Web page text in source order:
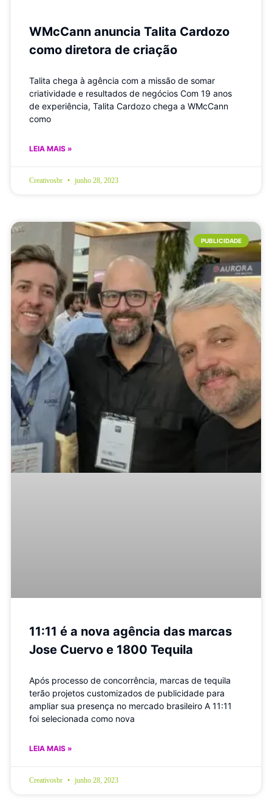
WMcCann anuncia Talita Cardozo
como diretora de criação
Talita chega à agência com a missão de somar
criatividade e resultados de negócios Com 19 anos
de experiência, Talita Cardozo chega a WMcCann
como
LEIA MAIS »
Creativosbr junho 28, 2023
PUBLICIDADE
11:11 é a nova agência das marcas
Jose Cuervo e 1800 Tequila
Após processo de concorrência, marcas de tequila
terão projetos customizados de publicidade para
ampliar sua presença no mercado brasileiro A 11:11
foi selecionada como nova
LEIA MAIS »
Creativosbr junho 28, 2023